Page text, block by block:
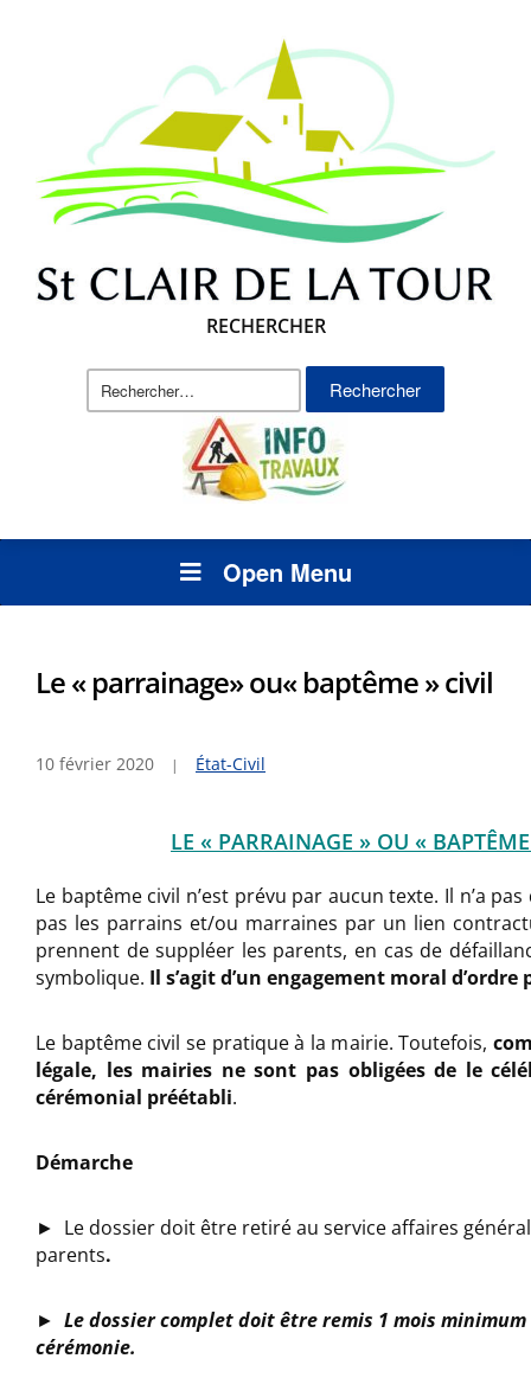
RECHERCHER
Rechercher :
Open Menu
Le « parrainage» ou« baptême » civil
10 février 2020 État-Civil
LE « PARRAINAGE » OU «
Le baptême civil n’est prévu par aucun texte. Il n’a
pas les parrains et/ou marraines par un lien
prennent de suppléer les parents, en cas de
symbolique. Il s’agit d’un engagement moral
Le baptême civil se pratique à la mairie. Toutefois,
légale, les mairies ne sont pas obligées de le
cérémonial préétabli.
Démarche
► Le dossier doit être retiré au service affaires
parents.
► Le dossier complet doit être remis 1 mois
cérémonie.